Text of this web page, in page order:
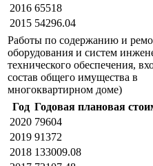
2016 65518
2015 54296.04
Работы по содержанию и
оборудования и систем
технического обеспечения,
состав общего имущества в
многоквартирном доме)
Год Годовая плановая
2020 79604
2019 91372
2018 133009.08